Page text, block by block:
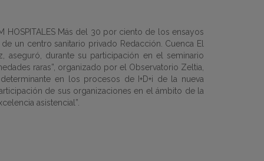
HOSPITALES Más del 30 por ciento de los ensayos
un centro sanitario privado Redacción. Cuenca El
aseguró, durante su participación en el seminario
raras”, organizado por el Observatorio Zeltia,
en los procesos de I+D+i de la nueva
de sus organizaciones en el ámbito de la
asistencial”.